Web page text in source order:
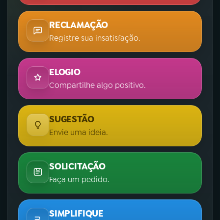
RECLAMAÇÃO
Registre sua insatisfação.
ELOGIO
Compartilhe algo positivo.
SUGESTÃO
Envie uma ideia.
SOLICITAÇÃO
Faça um pedido.
SIMPLIFIQUE